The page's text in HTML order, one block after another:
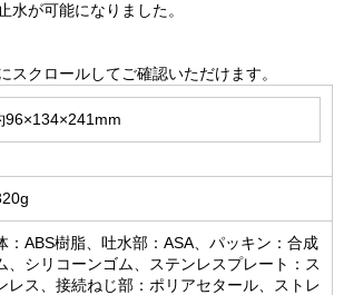
水が可能になりました。
スクロールしてご確認いただけます。
96×134×241mm
：ABS樹脂、吐水部：ASA、パッキン：合成
、シリコーンゴム、ステンレスプレート：ス
レス、接続ねじ部：ポリアセタール、ストレ